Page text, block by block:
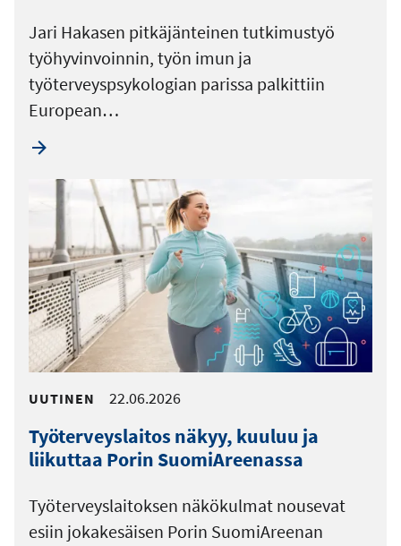
Jari Hakasen pitkäjänteinen tutkimustyö
työhyvinvoinnin, työn imun ja
työterveyspsykologian parissa palkittiin
European…
UUTINEN 22.06.2026
Työterveyslaitos näkyy, kuuluu ja
liikuttaa Porin SuomiAreenassa
Työterveyslaitoksen näkökulmat nousevat
esiin jokakesäisen Porin SuomiAreenan